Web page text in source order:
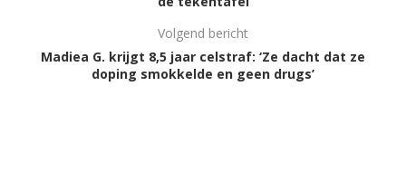
Volgend bericht
Madiea G. krijgt 8,5 jaar celstraf: ‘Ze dacht dat ze
doping smokkelde en geen drugs’